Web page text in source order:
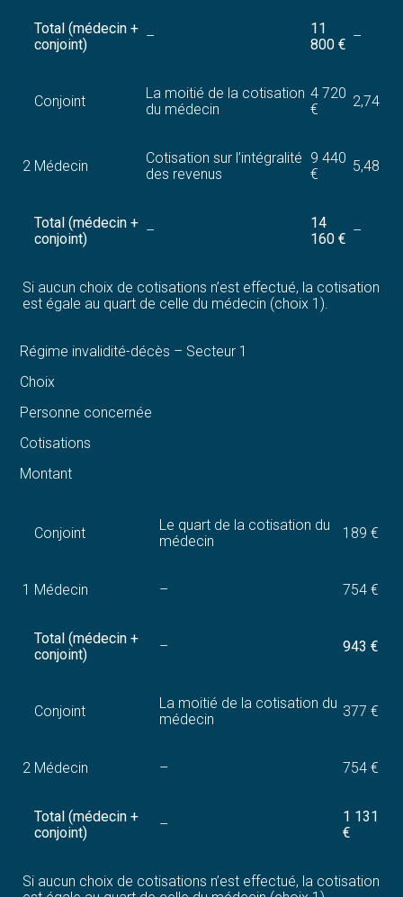
Total (médecin +
conjoint)
–
11
800 € –
2
Conjoint
La moitié de la cotisation
du médecin
4 720
€
2,74
Médecin
Cotisation sur l’intégralité
des revenus
9 440
€
5,48
Total (médecin +
conjoint)
–
14
160 € –
Si aucun choix de cotisations n’est effectué, la cotisation
est égale au quart de celle du médecin (choix 1).
Régime invalidité-décès – Secteur 1
Choix
Personne concernée
Cotisations
Montant
1
Conjoint
Le quart de la cotisation du
médecin
189 €
Médecin – 754 €
Total (médecin +
conjoint)
– 943 €
2
Conjoint
La moitié de la cotisation du
médecin
377 €
Médecin – 754 €
Total (médecin +
conjoint)
–
1 131
€
Si aucun choix de cotisations n’est effectué, la cotisation